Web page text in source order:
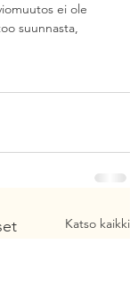
ei ole
suunnasta,
Katso kaikki